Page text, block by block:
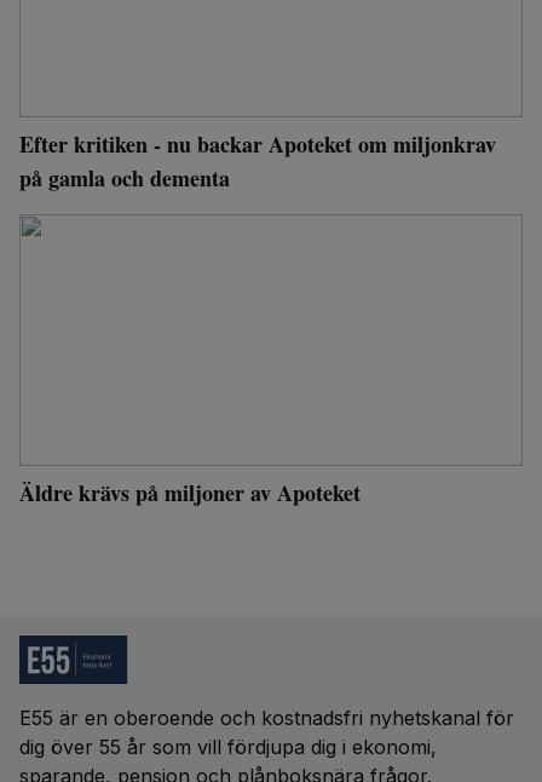
Efter kritiken - nu backar Apoteket om miljonkrav
på gamla och dementa
Äldre krävs på miljoner av Apoteket
E55 är en oberoende och kostnadsfri nyhetskanal för
dig över 55 år som vill fördjupa dig i ekonomi,
sparande, pension och plånboksnära frågor.